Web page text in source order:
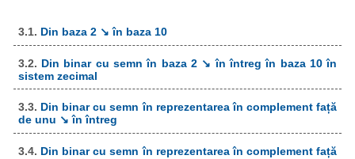
3.1. Din baza 2 ↘ în baza 10
3.2. Din binar cu semn în baza 2 ↘ în întreg în baza 10 în
sistem zecimal
3.3. Din binar cu semn în reprezentarea în complement față
de unu ↘ în întreg
3.4. Din binar cu semn în reprezentarea în complement față